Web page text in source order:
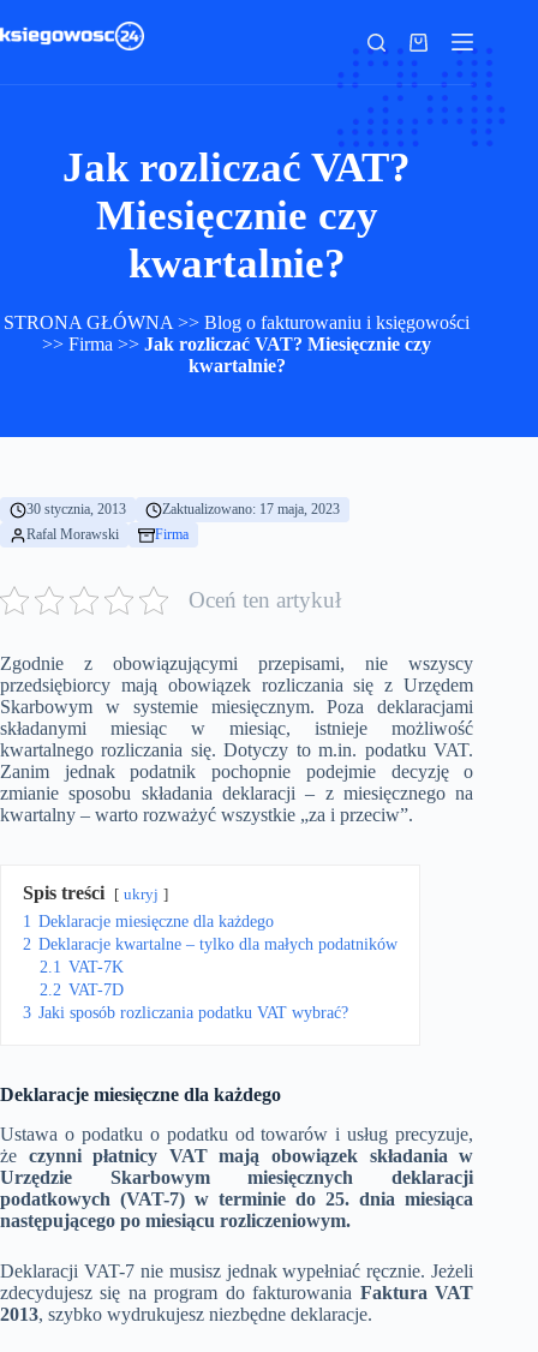
do
Koszyk
Jak rozliczać VAT?
Miesięcznie czy
kwartalnie?
STRONA GŁÓWNA >>Blog o fakturowaniu i księgowości
>>Firma >>Jak rozliczać VAT? Miesięcznie czy
kwartalnie?
30 stycznia, 2013
Zaktualizowano: 17 maja, 2023
Rafal Morawski
Firma
Oceń ten artykuł
Zgodnie z obowiązującymi przepisami, nie wszyscy
przedsiębiorcy mają obowiązek rozliczania się z Urzędem
Skarbowym w systemie miesięcznym. Poza deklaracjami
składanymi miesiąc w miesiąc, istnieje możliwość
kwartalnego rozliczania się. Dotyczy to m.in. podatku VAT.
Zanim jednak podatnik pochopnie podejmie decyzję o
zmianie sposobu składania deklaracji – z miesięcznego na
kwartalny – warto rozważyć wszystkie „za i przeciw”.
Spis treści ukryj
1 Deklaracje miesięczne dla każdego
2 Deklaracje kwartalne – tylko dla małych podatników
2.1 VAT-7K
2.2 VAT-7D
3 Jaki sposób rozliczania podatku VAT wybrać?
Deklaracje miesięczne dla każdego
Ustawa o podatku o podatku od towarów i usług precyzuje,
że czynni płatnicy VAT mają obowiązek składania w
Urzędzie Skarbowym miesięcznych deklaracji
podatkowych (VAT-7) w terminie do 25. dnia miesiąca
następującego po miesiącu rozliczeniowym.
Deklaracji VAT-7 nie musisz jednak wypełniać ręcznie. Jeżeli
zdecydujesz się na program do fakturowania Faktura VAT
2013, szybko wydrukujesz niezbędne deklaracje.